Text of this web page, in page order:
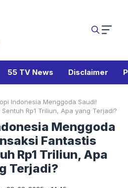
55 TV News Disclaimer
Indonesia Menggoda Saudi!
Rp1 Triliun, Apa yang Terjadi?
Menggoda
Fantastis
Rp1 Triliun, Apa
Terjadi?